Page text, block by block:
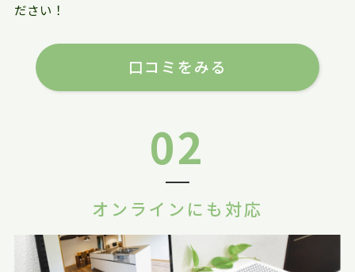
ださい！
口コミをみる
02
オンラインにも対応